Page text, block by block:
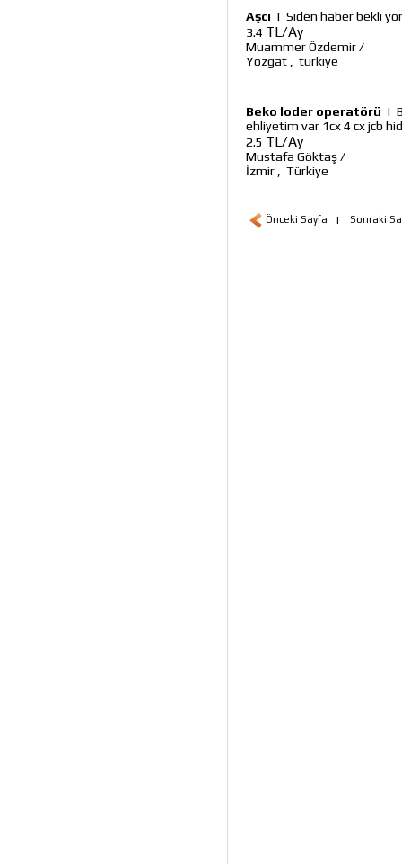
Aşcı | Siden haber bekli
3.4 TL/Ay
Muammer Özdemir/
Yozgat
turkiye
Beko loder operatörü |
ehliyetim var 1cx 4 cx jcb
2.5 TL/Ay
Mustafa Göktaş/
İzmir
Türkiye
Önceki Sayfa | Sonraki